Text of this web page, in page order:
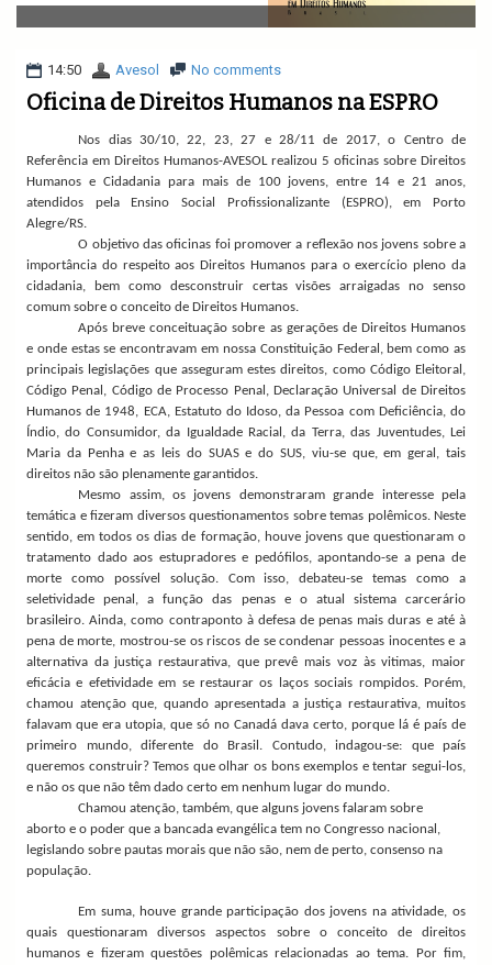
v
i
a
i
n
14:50 Avesol No comments
Oficina de Direitos Humanos na ESPRO
Nos dias 30/10, 22, 23, 27 e 28/11 de 2017, o Centro de
Referência em Direitos Humanos-AVESOL realizou 5 oficinas sobre Direitos
Humanos e Cidadania para mais de 100 jovens, entre 14 e 21 anos,
atendidos pela Ensino Social Profissionalizante (ESPRO), em Porto
Alegre/RS.
O objetivo das oficinas foi promover a reflexão nos jovens sobre a
importância do respeito aos Direitos Humanos para o exercício pleno da
cidadania, bem como desconstruir certas visões arraigadas no senso
comum sobre o conceito de Direitos Humanos.
Após breve conceituação sobre as gerações de Direitos Humanos
e onde estas se encontravam em nossa Constituição Federal, bem como as
principais legislações que asseguram estes direitos, como Código Eleitoral,
Código Penal, Código de Processo Penal, Declaração Universal de Direitos
Humanos de 1948, ECA, Estatuto do Idoso, da Pessoa com Deficiência, do
Índio, do Consumidor, da Igualdade Racial, da Terra, das Juventudes, Lei
Maria da Penha e as leis do SUAS e do SUS, viu-se que, em geral, tais
direitos não são plenamente garantidos.
Mesmo assim, os jovens demonstraram grande interesse pela
temática e fizeram diversos questionamentos sobre temas polêmicos. Neste
sentido, em todos os dias de formação, houve jovens que questionaram o
tratamento dado aos estupradores e pedófilos, apontando-se a pena de
morte como possível solução. Com isso, debateu-se temas como a
seletividade penal, a função das penas e o atual sistema carcerário
brasileiro. Ainda, como contraponto à defesa de penas mais duras e até à
pena de morte, mostrou-se os riscos de se condenar pessoas inocentes e a
alternativa da justiça restaurativa, que prevê mais voz às vitimas, maior
eficácia e efetividade em se restaurar os laços sociais rompidos. Porém,
chamou atenção que, quando apresentada a justiça restaurativa, muitos
falavam que era utopia, que só no Canadá dava certo, porque lá é país de
primeiro mundo, diferente do Brasil. Contudo, indagou-se: que país
queremos construir? Temos que olhar os bons exemplos e tentar segui-los,
e não os que não têm dado certo em nenhum lugar do mundo.
Chamou atenção, também, que alguns jovens falaram sobre
aborto e o poder que a bancada evangélica tem no Congresso nacional,
legislando sobre pautas morais que não são, nem de perto, consenso na
população.
Em suma, houve grande participação dos jovens na atividade, os
quais questionaram diversos aspectos sobre o conceito de direitos
humanos e fizeram questões polêmicas relacionadas ao tema. Por fim,